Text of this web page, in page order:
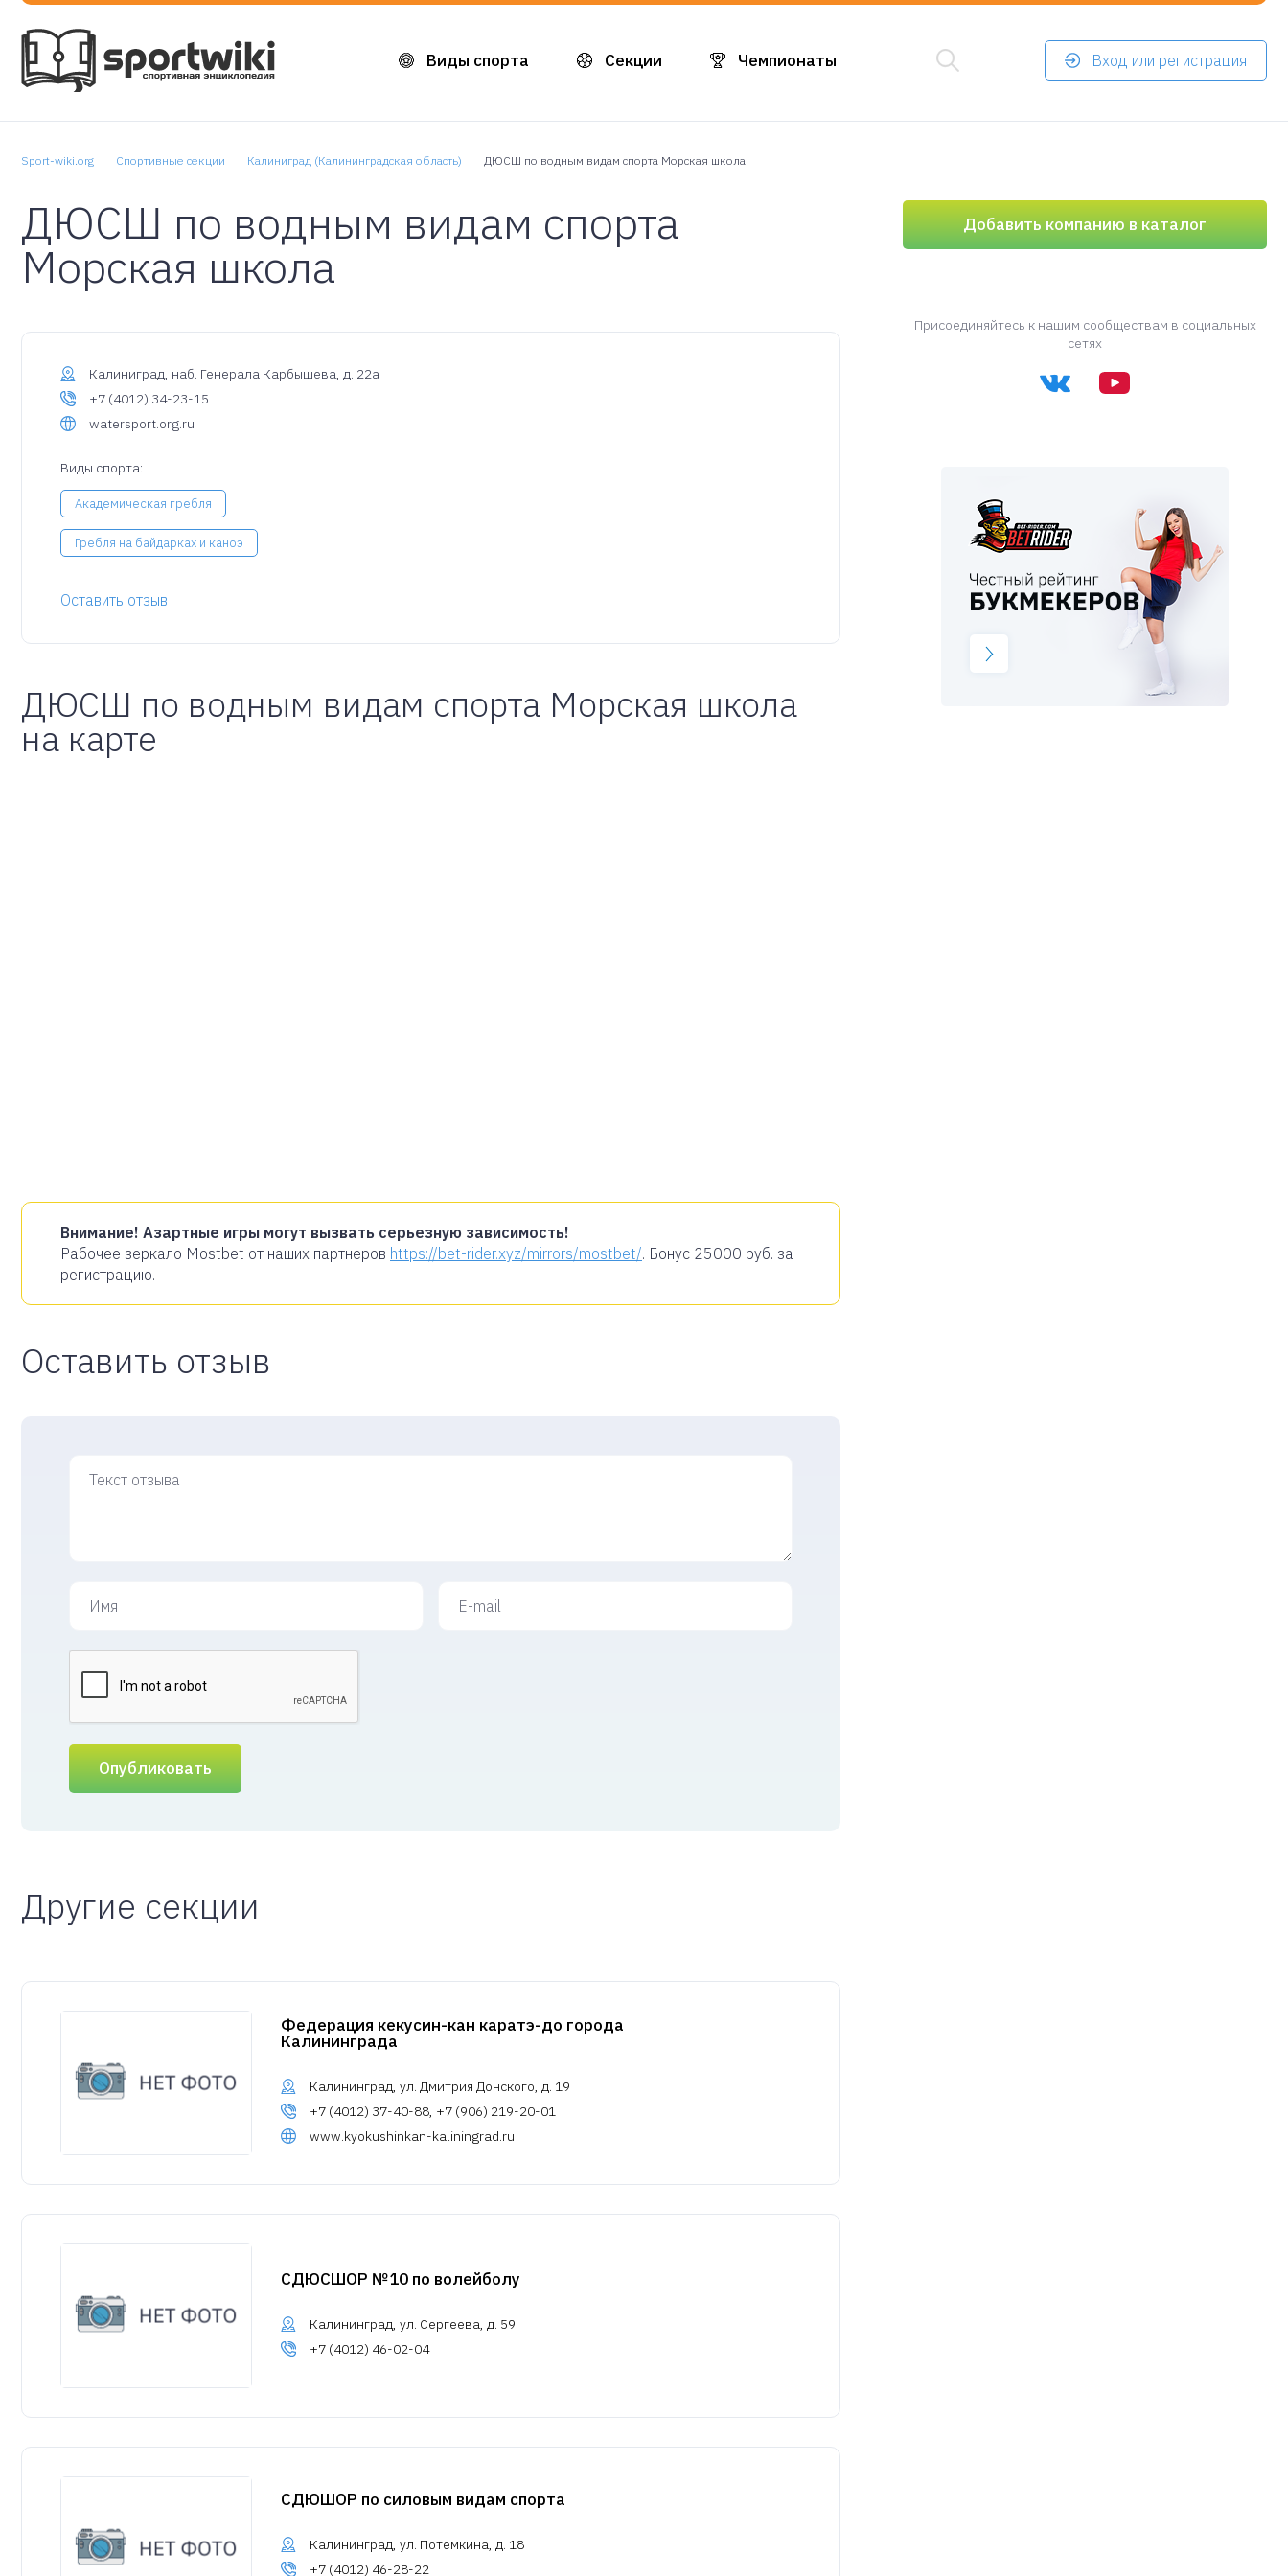
Виды спорта Секции Чемпионаты Вход или регистрация
Sport-wiki.org Спортивные секции Калиниград (Калининградская область) ДЮСШ по водным видам спорта Морская школа
ДЮСШ по водным видам спорта
Морская школа
Калиниград, наб. Генерала Карбышева, д. 22а
+7 (4012) 34-23-15
watersport.org.ru
Виды спорта:
Академическая гребля
Гребля на байдарках и каноэ
Оставить отзыв
ДЮСШ по водным видам спорта Морская школа
на карте
Внимание! Азартные игры могут вызвать серьезную зависимость!
Рабочее зеркало Mostbet от наших партнеров https://bet-rider.xyz/mirrors/mostbet/. Бонус 25000 руб. за
регистрацию.
Оставить отзыв
Опубликовать
Другие секции
Федерация кекусин-кан каратэ-до города
Калининграда
Калининград, ул. Дмитрия Донского, д. 19
+7 (4012) 37-40-88, +7 (906) 219-20-01
www.kyokushinkan-kaliningrad.ru
СДЮСШОР №10 по волейболу
Калининград, ул. Сергеева, д. 59
+7 (4012) 46-02-04
СДЮШОР по силовым видам спорта
Калининград, ул. Потемкина, д. 18
+7 (4012) 46-28-22
Добавить компанию в каталог
Присоединяйтесь к нашим сообществам в социальных
сетях